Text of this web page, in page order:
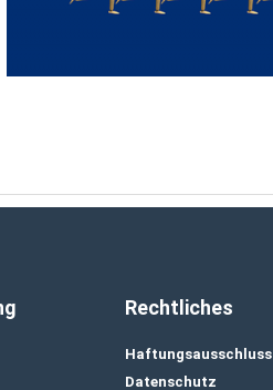
Rechtliches
Haftungsausschluss
Datenschutz